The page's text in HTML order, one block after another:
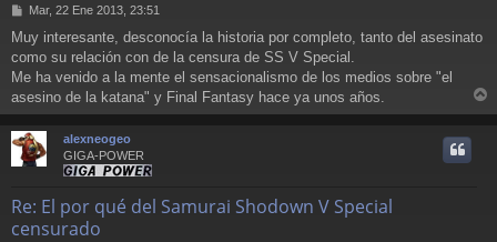
M
n
s
a
j
Mar, 22 Ene 2013, 23:51
Muy interesante, desconocía la historia por completo, tanto del asesinato
como su relación con de la censura de SS V Special.
Me ha venido a la mente el sensacionalismo de los medios sobre "el
asesino de la katana" y Final Fantasy hace ya unos años.
r
alexneogeo
GIGA-POWER
Re: El por qué del Samurai Shodown V Special
censurado